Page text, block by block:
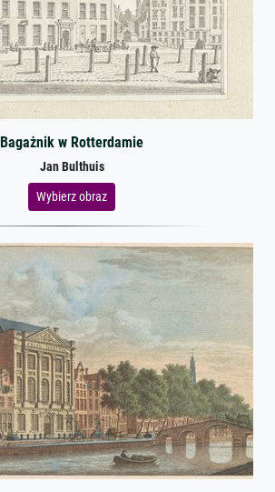
Bagażnik w Rotterdamie
Jan Bulthuis
Wybierz obraz